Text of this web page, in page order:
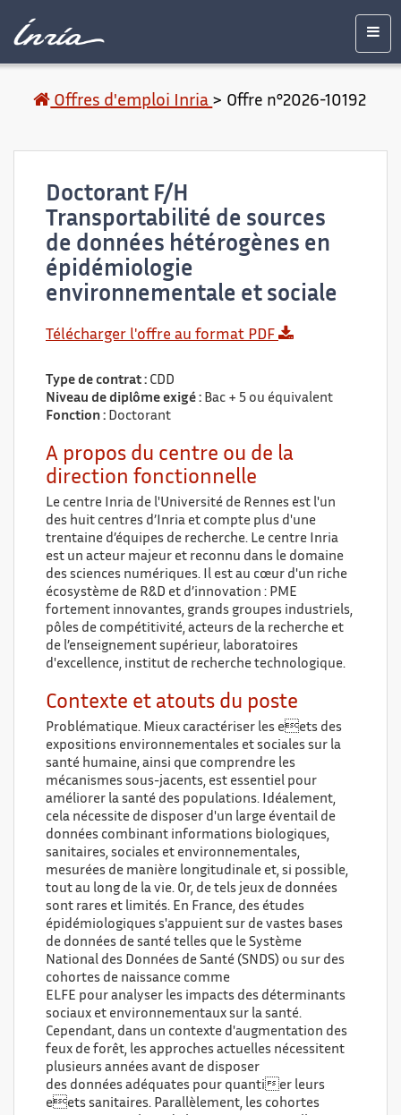
Mentions
Offres d'emploi Inria > Offre n°2026-10192
Doctorant F/H
Transportabilité de sources
de données hétérogènes en
épidémiologie
environnementale et sociale
Télécharger l'offre au format PDF
Type de contrat : CDD
Niveau de diplôme exigé : Bac + 5 ou équivalent
Fonction : Doctorant
A propos du centre ou de la
direction fonctionnelle
Le centre Inria de l'Université de Rennes est l'un
des huit centres d’Inria et compte plus d'une
trentaine d’équipes de recherche. Le centre Inria
est un acteur majeur et reconnu dans le domaine
des sciences numériques. Il est au cœur d'un riche
écosystème de R&D et d’innovation : PME
fortement innovantes, grands groupes industriels,
pôles de compétitivité, acteurs de la recherche et
de l’enseignement supérieur, laboratoires
d'excellence, institut de recherche technologique.
Contexte et atouts du poste
Problématique. Mieux caractériser les eets des
expositions environnementales et sociales sur la
santé humaine, ainsi que comprendre les
mécanismes sous-jacents, est essentiel pour
améliorer la santé des populations. Idéalement,
cela nécessite de disposer d'un large éventail de
données combinant informations biologiques,
sanitaires, sociales et environnementales,
mesurées de manière longitudinale et, si possible,
tout au long de la vie. Or, de tels jeux de données
sont rares et limités. En France, des études
épidémiologiques s'appuient sur de vastes bases
de données de santé telles que le Système
National des Données de Santé (SNDS) ou sur des
cohortes de naissance comme
ELFE pour analyser les impacts des déterminants
sociaux et environnementaux sur la santé.
Cependant, dans un contexte d'augmentation des
feux de forêt, les approches actuelles nécessitent
plusieurs années avant de disposer
des données adéquates pour quantier leurs
eets sanitaires. Parallèlement, les cohortes